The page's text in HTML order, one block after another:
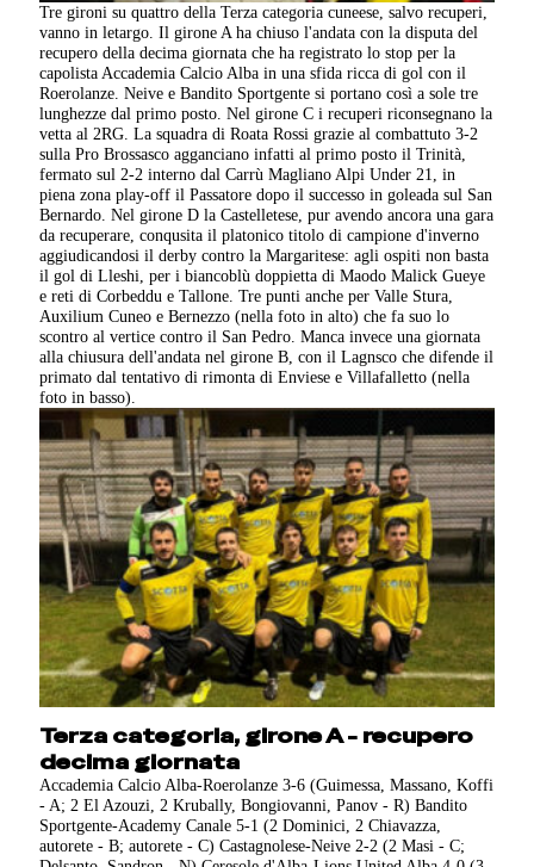
Tre gironi su quattro della Terza categoria cuneese, salvo recuperi,
vanno in letargo. Il girone A ha chiuso l'andata con la disputa del
recupero della decima giornata che ha registrato lo stop per la
capolista Accademia Calcio Alba in una sfida ricca di gol con il
Roerolanze. Neive e Bandito Sportgente si portano così a sole tre
lunghezze dal primo posto. Nel girone C i recuperi riconsegnano la
vetta al 2RG. La squadra di Roata Rossi grazie al combattuto 3-2
sulla Pro Brossasco agganciano infatti al primo posto il Trinità,
fermato sul 2-2 interno dal Carrù Magliano Alpi Under 21, in
piena zona play-off il Passatore dopo il successo in goleada sul San
Bernardo. Nel girone D la Castelletese, pur avendo ancora una gara
da recuperare, conqusita il platonico titolo di campione d'inverno
aggiudicandosi il derby contro la Margaritese: agli ospiti non basta
il gol di Lleshi, per i biancoblù doppietta di Maodo Malick Gueye
e reti di Corbeddu e Tallone. Tre punti anche per Valle Stura,
Auxilium Cuneo e Bernezzo (nella foto in alto) che fa suo lo
scontro al vertice contro il San Pedro. Manca invece una giornata
alla chiusura dell'andata nel girone B, con il Lagnsco che difende il
primato dal tentativo di rimonta di Enviese e Villafalletto (nella
foto in basso).
Terza categoria, girone A - recupero
decima giornata
Accademia Calcio Alba-Roerolanze 3-6 (Guimessa, Massano, Koffi
- A; 2 El Azouzi, 2 Krubally, Bongiovanni, Panov - R) Bandito
Sportgente-Academy Canale 5-1 (2 Dominici, 2 Chiavazza,
autorete - B; autorete - C) Castagnolese-Neive 2-2 (2 Masi - C;